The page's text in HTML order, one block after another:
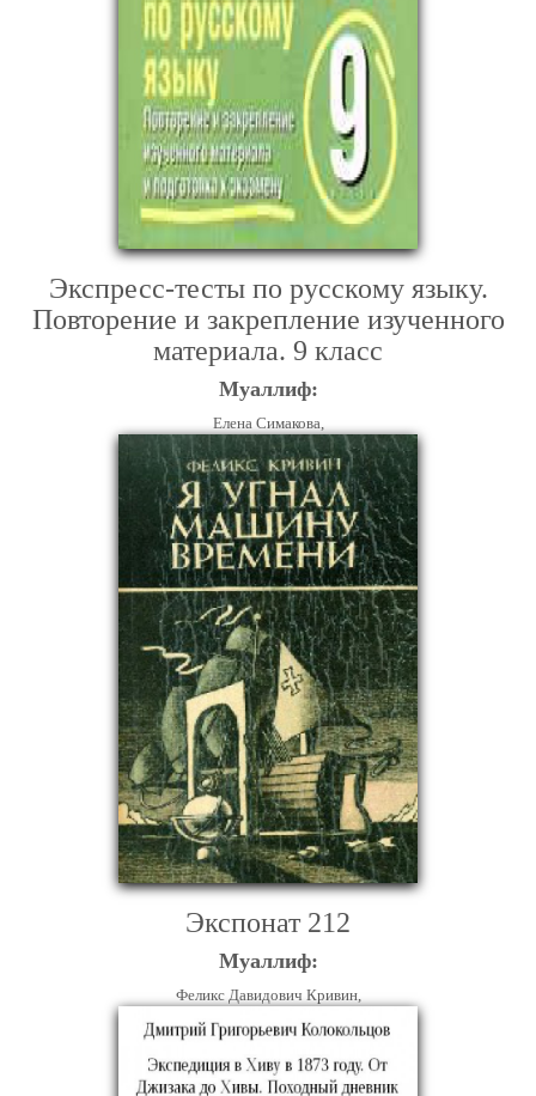
Экспресс-тесты по русскому языку.
Повторение и закрепление изученного
материала. 9 класс
Муаллиф:
Елена Симакова,
Экспонат 212
Муаллиф:
Феликс Давидович Кривин,